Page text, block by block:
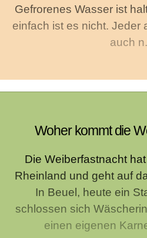
Gefrorenes Wasser ist
einfach ist es nicht. Jeder
auch
Woher kommt die
Die Weiberfastnacht
Rheinland und geht auf
In Beuel, heute ein
schlossen sich
einen eigenen